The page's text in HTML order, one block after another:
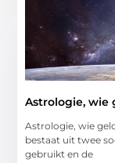
Astrologie, wie
Astrologie, wie
bestaat uit twee
gebruikt en de